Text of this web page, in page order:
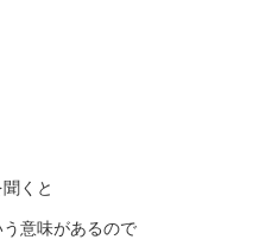
くと
意味があるので